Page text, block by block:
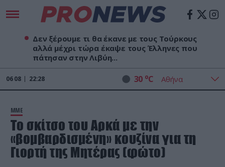
Δεν ξέρουμε τι θα έκανε με τους Τούρκους
αλλά μέχρι τώρα έκαψε τους Έλληνες που
πάτησαν στην Λιβύη...
06 08 22:28 30 oC
ΜΜΕ
Το σκίτσο του Αρκά με την
«βομβαρδισμένη» κουζίνα για τη
Γιορτή της Μητέρας (φώτο)